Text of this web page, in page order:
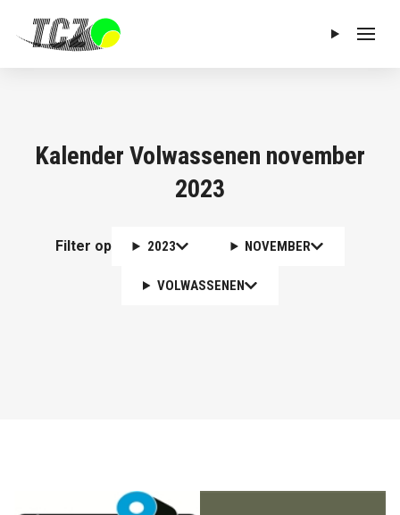
Menu
Kalender Volwassenen november
2023
Filter op 2023 NOVEMBER
VOLWASSENEN